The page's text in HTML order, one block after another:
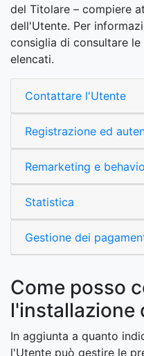
del Titolare – compiere
dell'Utente. Per
consiglia di consultare
elencati.
Contattare l'Utente
Registrazione ed
Remarketing e
Statistica
Gestione dei
Come posso
l'installazione
In aggiunta a quanto
l'Utente può gestire le